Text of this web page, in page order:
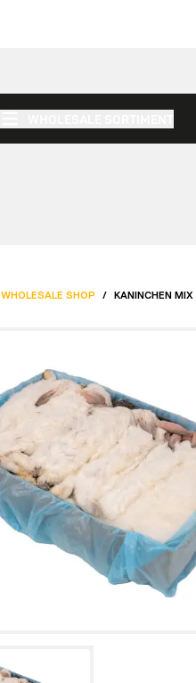
WHOLESALE SHOP / KANINCHEN